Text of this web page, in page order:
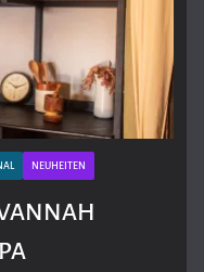
NEUHEITEN